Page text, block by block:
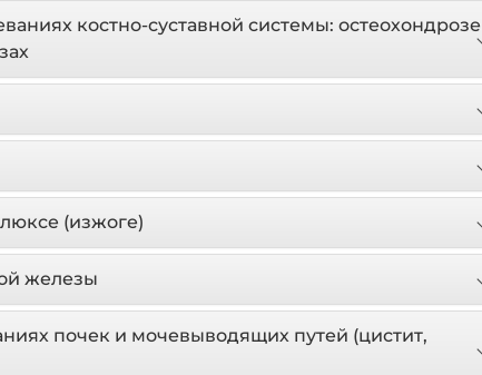
костно-суставной системы: остеохондрозе
(изжоге)
железы
почек и мочевыводящих путей (цистит,